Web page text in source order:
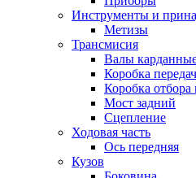
Инструменты и
Метизы
Трансмисия
Валы
Коробка передач
Коробка
Мост задний
Сцепление
Ходовая часть
Ось передняя
Кузов